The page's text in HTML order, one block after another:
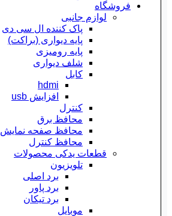
فروشگاه
لوازم جانبی
پاک کننده ال سی دی
پایه دیواری (براکت)
پایه رومیزی
شلف دیواری
کابل
hdmi
افزایش usb
کنترل
محافظ برق
محافظ صفحه نمایش
محافظ کنترل
قطعات یدکی محصولات
تلویزیون
برد اصلی
برد پاور
برد تیکان
موبایل